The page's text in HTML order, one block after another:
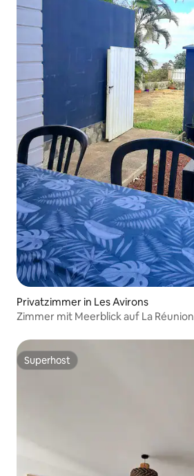
Privatzimmer in Les Avirons
Zimmer mit Meerblick auf La Réunion
Superhost
Superhost